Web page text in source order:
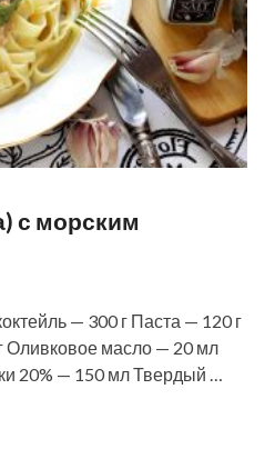
с морским
— 300 г Паста — 120 г
Оливковое масло — 20 мл
20% — 150 мл Твердый …